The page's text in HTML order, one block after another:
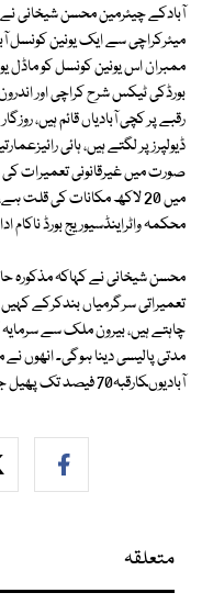
آبادکے چیئرمین محسن شیخانی نے
میئرکراچی سے ایک یونین کونسل
ممبران اس یونین کونسل کو ماڈل
رقبے پر کچی آبادیاں قائم ہیں،
ڈیولپرز پر لگتے ہیں، ہائی
میں 20 لاکھ مکانات کی قلت
محکمہ واٹراینڈسیوریج بورڈ ناکام
محسن شیخانی نے کہاکہ مذکورہ
تعمیراتی سرگرمیاں بندکرکے
چاہتے ہیں، بیرون ملک سے
مدتی پالیسی دینا ہوگی۔ انھوں
آبادیوںکارقبہ70 فیصد تک پھیل جائے گا۔
متعلقہ